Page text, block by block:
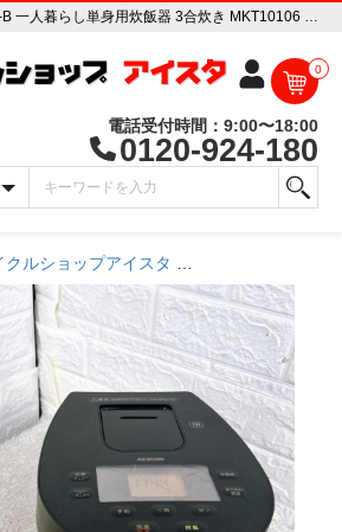
アイリスオーヤマ RC-IL30-B 一人暮らし単身用炊飯器 3合炊き MKT10106 中古家電販売専門店 リサイクルショップ アイスタ
0
電話受付時間：9:00〜18:00
0120-924-180
ルショップアイスタ